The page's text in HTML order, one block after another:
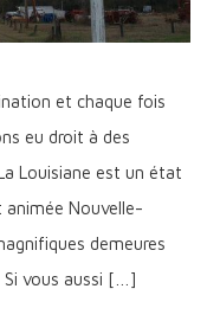
et chaque fois
eu droit à des
Louisiane est un état
animée Nouvelle-
demeures
vous aussi […]